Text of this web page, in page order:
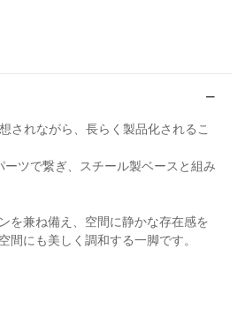
されながら、長らく製品化されるこ
ツで繋ぎ、スチール製ベースと組み
を兼ね備え、空間に静かな存在感を
にも美しく調和する一脚です。